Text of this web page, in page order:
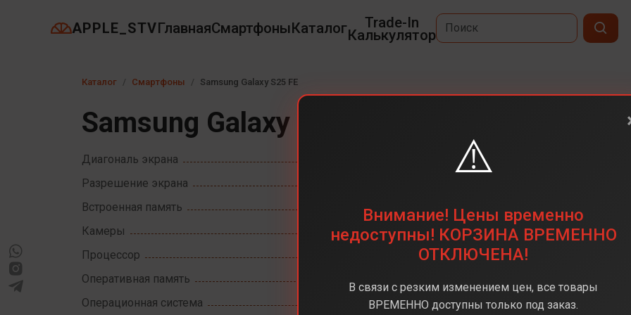
APPLE_STVГлавнаяСмартфоныКаталог Trade-In
Калькулятор
Каталог Смартфоны Samsung Galaxy S25 FE
Samsung Galaxy S25 FE
Диагональ экрана
Разрешение экрана
Встроенная память
Камеры
50 Мпикс
Процессор
Samsung Exynos 2400
Оперативная память
Операционная система
Android 16
⚠️
Внимание! Цены временно
недоступны! КОРЗИНА ВРЕМЕННО
ОТКЛЮЧЕНА!
В связи с резким изменением цен, все товары
ВРЕМЕННО доступны только под заказ.